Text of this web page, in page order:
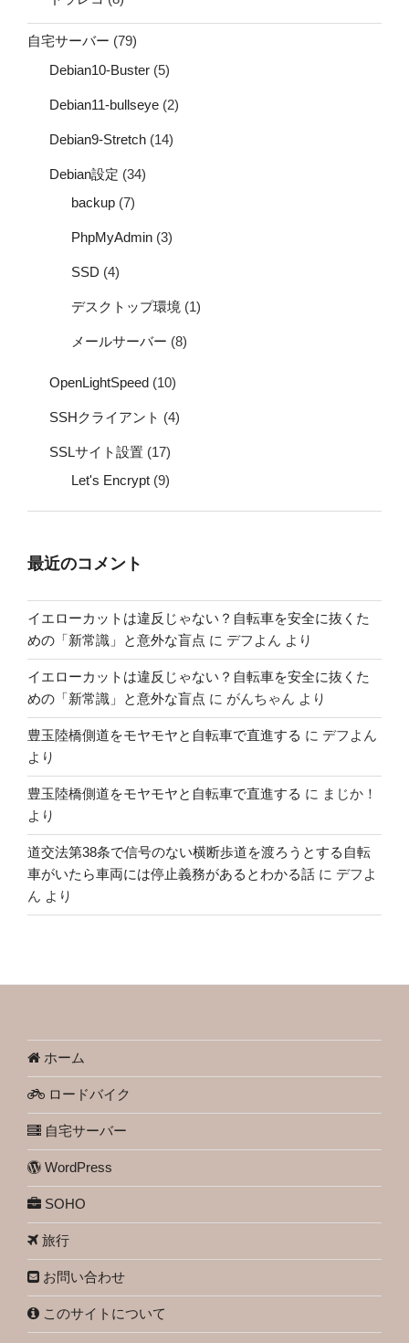
自宅サーバー (79)
Debian10-Buster (5)
Debian11-bullseye (2)
Debian9-Stretch (14)
Debian設定 (34)
backup (7)
PhpMyAdmin (3)
SSD (4)
デスクトップ環境 (1)
メールサーバー (8)
OpenLightSpeed (10)
SSHクライアント (4)
SSLサイト設置 (17)
Let's Encrypt (9)
最近のコメント
イエローカットは違反じゃない？自転車を安全に抜くた
めの「新常識」と意外な盲点 に デフよん より
イエローカットは違反じゃない？自転車を安全に抜くた
めの「新常識」と意外な盲点 に がんちゃん より
豊玉陸橋側道をモヤモヤと自転車で直進する に デフよん
より
豊玉陸橋側道をモヤモヤと自転車で直進する に まじか！
より
道交法第38条で信号のない横断歩道を渡ろうとする自転
車がいたら車両には停止義務があるとわかる話 に デフよ
ん より
ホーム
ロードバイク
自宅サーバー
WordPress
SOHO
旅行
お問い合わせ
このサイトについて